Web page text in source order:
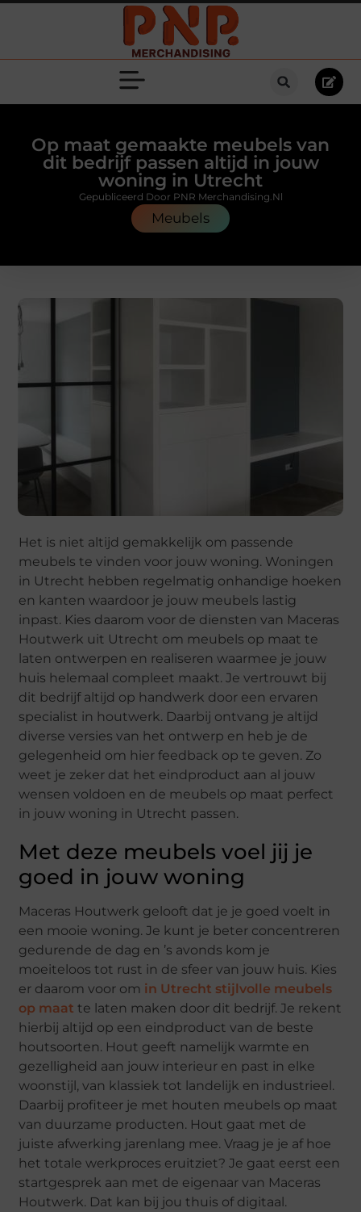
Op maat gemaakte meubels van
dit bedrijf passen altijd in jouw
woning in Utrecht
Meubels
Gepubliceerd Door PNR Merchandising.nl
Het is niet altijd gemakkelijk om passende
meubels te vinden voor jouw woning. Woningen
in Utrecht hebben regelmatig onhandige hoeken
en kanten waardoor je jouw meubels lastig
inpast. Kies daarom voor de diensten van Maceras
Houtwerk uit Utrecht om meubels op maat te
laten ontwerpen en realiseren waarmee je jouw
huis helemaal compleet maakt. Je vertrouwt bij
dit bedrijf altijd op handwerk door een ervaren
specialist in houtwerk. Daarbij ontvang je altijd
diverse versies van het ontwerp en heb je de
gelegenheid om hier feedback op te geven. Zo
weet je zeker dat het eindproduct aan al jouw
wensen voldoen en de meubels op maat perfect
in jouw woning in Utrecht passen.
Met deze meubels voel jij je
goed in jouw woning
Maceras Houtwerk gelooft dat je je goed voelt in
een mooie woning. Je kunt je beter concentreren
gedurende de dag en ’s avonds kom je
moeiteloos tot rust in de sfeer van jouw huis. Kies
er daarom voor om in Utrecht stijlvolle meubels
op maat te laten maken door dit bedrijf. Je rekent
hierbij altijd op een eindproduct van de beste
houtsoorten. Hout geeft namelijk warmte en
gezelligheid aan jouw interieur en past in elke
woonstijl, van klassiek tot landelijk en industrieel.
Daarbij profiteer je met houten meubels op maat
van duurzame producten. Hout gaat met de
juiste afwerking jarenlang mee. Vraag je je af hoe
het totale werkproces eruitziet? Je gaat eerst een
startgesprek aan met de eigenaar van Maceras
Houtwerk. Dat kan bij jou thuis of digitaal.